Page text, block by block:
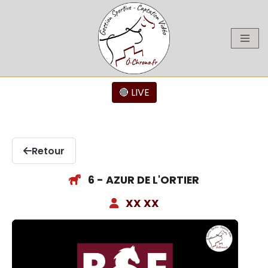
🔴 LIVE
Retour
6 - AZUR DE L'ORTIER
XX XX